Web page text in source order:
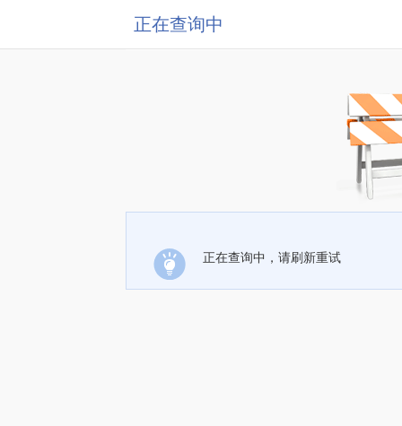
正在查询中
正在查询中，请刷新重试